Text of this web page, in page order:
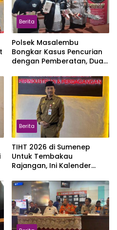
Berita
Polsek Masalembu
Bongkar Kasus Pencurian
dengan Pemberatan, Dua
Berita
TIHT 2026 di Sumenep
Untuk Tembakau
Rajangan, Ini Kalender